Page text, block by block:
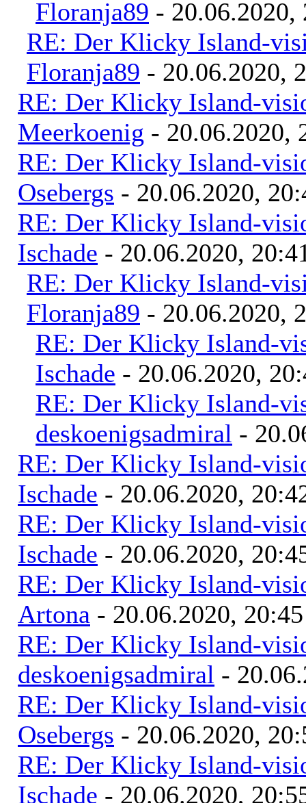
Floranja89 - 20.06.2020,
RE: Der Klicky Island-
Floranja89 - 20.06.2020,
RE: Der Klicky Island-
Meerkoenig - 20.06.2020,
RE: Der Klicky Island-
Osebergs - 20.06.2020,
RE: Der Klicky Island-
Ischade - 20.06.2020,
RE: Der Klicky Island-
Floranja89 - 20.06.2020,
RE: Der Klicky Island-
Ischade - 20.06.2020,
RE: Der Klicky Island-
deskoenigsadmiral -
RE: Der Klicky Island-
Ischade - 20.06.2020,
RE: Der Klicky Island-
Ischade - 20.06.2020,
RE: Der Klicky Island-
Artona - 20.06.2020, 20:45
RE: Der Klicky Island-
deskoenigsadmiral -
RE: Der Klicky Island-
Osebergs - 20.06.2020,
RE: Der Klicky Island-
Ischade - 20.06.2020,